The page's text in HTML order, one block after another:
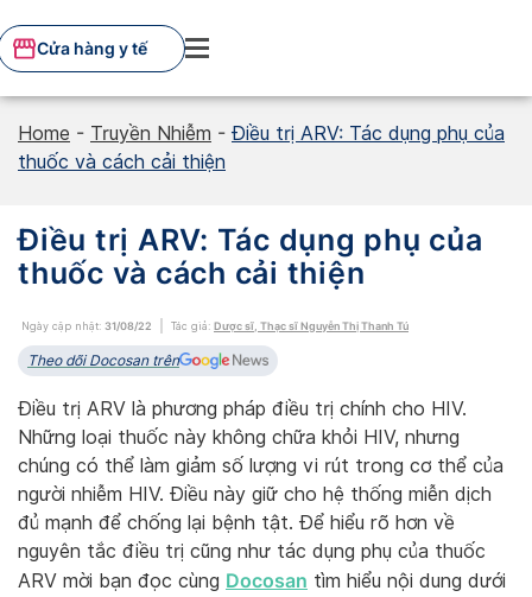
to
content
Cửa hàng y tế
Home - Truyền Nhiễm - Điều trị ARV: Tác dụng phụ của
thuốc và cách cải thiện
Điều trị ARV: Tác dụng phụ của
thuốc và cách cải thiện
Ngày cập nhật: 31/08/22 Tác giả: Dược sĩ, Thạc sĩ Nguyễn Thị Thanh Tú
Theo dõi Docosan trên
Điều trị ARV là phương pháp điều trị chính cho HIV.
Những loại thuốc này không chữa khỏi HIV, nhưng
chúng có thể làm giảm số lượng vi rút trong cơ thể của
người nhiễm HIV. Điều này giữ cho hệ thống miễn dịch
đủ mạnh để chống lại bệnh tật. Để hiểu rõ hơn về
nguyên tắc điều trị cũng như tác dụng phụ của thuốc
ARV mời bạn đọc cùng Docosan tìm hiểu nội dung dưới